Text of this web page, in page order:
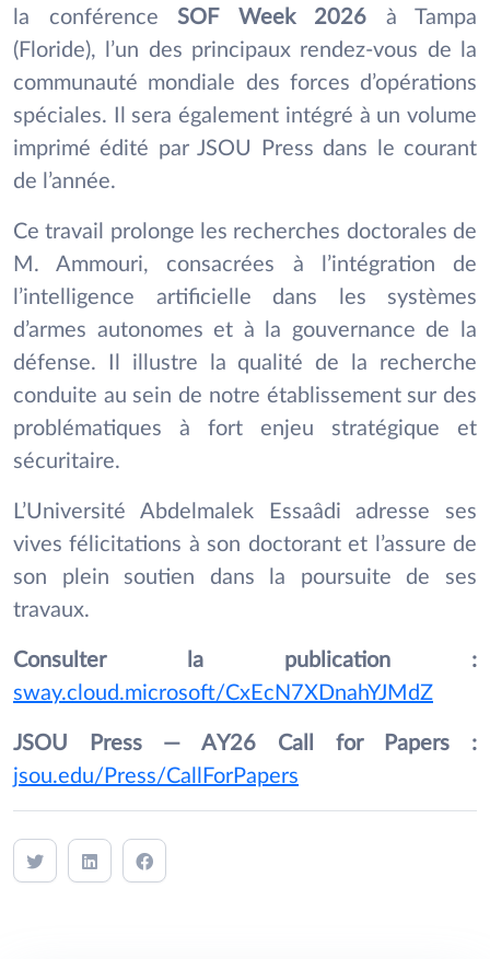
la conférence SOF Week 2026 à Tampa
(Floride), l’un des principaux rendez-vous de la
communauté mondiale des forces d’opérations
spéciales. Il sera également intégré à un volume
imprimé édité par JSOU Press dans le courant
de l’année.
Ce travail prolonge les recherches doctorales de
M. Ammouri, consacrées à l’intégration de
l’intelligence artificielle dans les systèmes
d’armes autonomes et à la gouvernance de la
défense. Il illustre la qualité de la recherche
conduite au sein de notre établissement sur des
problématiques à fort enjeu stratégique et
sécuritaire.
L’Université Abdelmalek Essaâdi adresse ses
vives félicitations à son doctorant et l’assure de
son plein soutien dans la poursuite de ses
travaux.
Consulter la publication :
sway.cloud.microsoft/CxEcN7XDnahYJMdZ
JSOU Press — AY26 Call for Papers :
jsou.edu/Press/CallForPapers